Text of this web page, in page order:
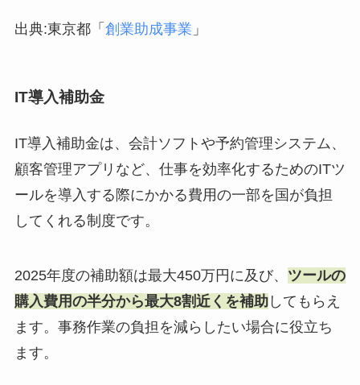
出典:東京都「 創業助成事業 」
IT導入補助金
IT導入補助金は、会計ソフトや予約管理システム、
顧客管理アプリなど、仕事を効率化するためのITツ
ールを導入する際にかかる費用の一部を国が負担
してくれる制度です。
2025年度の補助額は最大450万円に及び、 ツールの
購入費用の半分から最大8割近くを補助してもらえ
ます。事務作業の負担を減らしたい場合に役立ち
ます。